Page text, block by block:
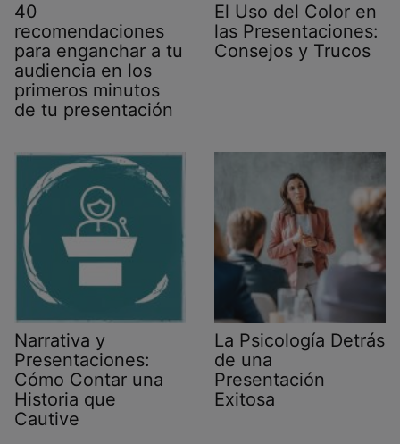
40
recomendaciones
para enganchar a tu
audiencia en los
primeros minutos
de tu presentación
El Uso del Color en
las Presentaciones:
Consejos y Trucos
Narrativa y
Presentaciones:
Cómo Contar una
Historia que
Cautive
La Psicología Detrás
de una
Presentación
Exitosa